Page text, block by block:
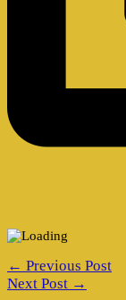
← Previous Post
Next Post →